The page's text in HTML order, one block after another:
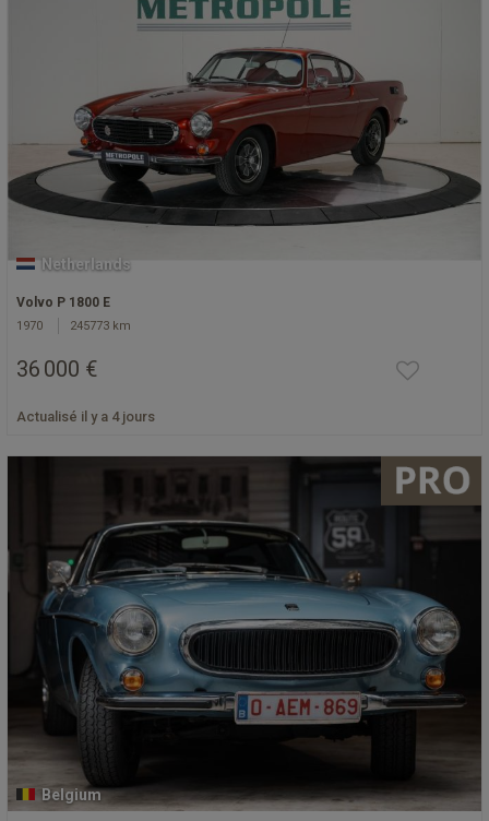
Netherlands
Volvo P 1800 E
1970 245773 km
36 000 €
Actualisé il y a 4 jours
Belgium